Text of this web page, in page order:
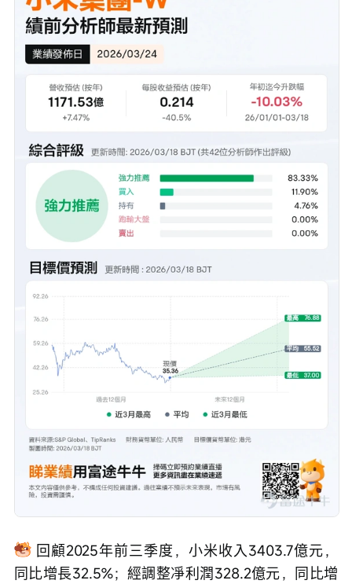
回顧2025年前三季度，小米收入3403.7億元，
同比增長32.5%；經調整凈利潤328.2億元，同比增